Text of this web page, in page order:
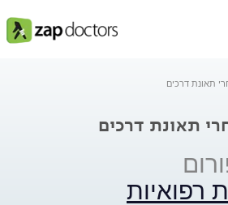
תאונת דרכים
תאונת דרכים
רפואיות